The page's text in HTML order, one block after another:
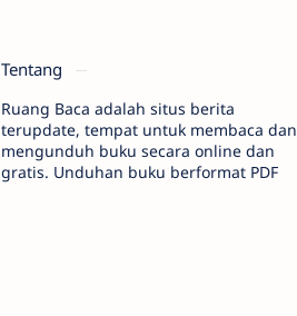
Tentang
Ruang Baca adalah situs berita
terupdate, tempat untuk membaca dan
mengunduh buku secara online dan
gratis. Unduhan buku berformat PDF